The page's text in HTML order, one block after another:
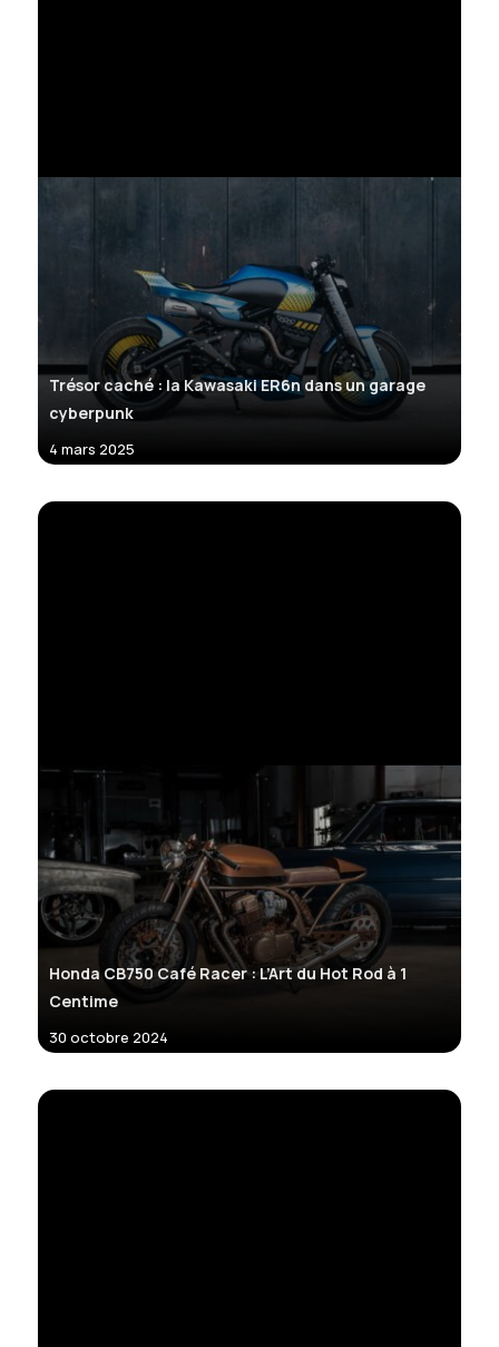
Trésor caché : la Kawasaki ER6n dans un garage
cyberpunk
4 mars 2025
Honda CB750 Café Racer : L’Art du Hot Rod à 1
Centime
30 octobre 2024